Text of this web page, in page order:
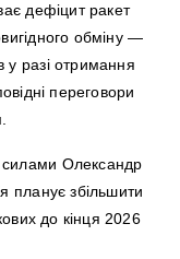
дефіцит ракет
обміну —
у разі отримання
переговори
Олександр
планує збільшити
до кінця 2026